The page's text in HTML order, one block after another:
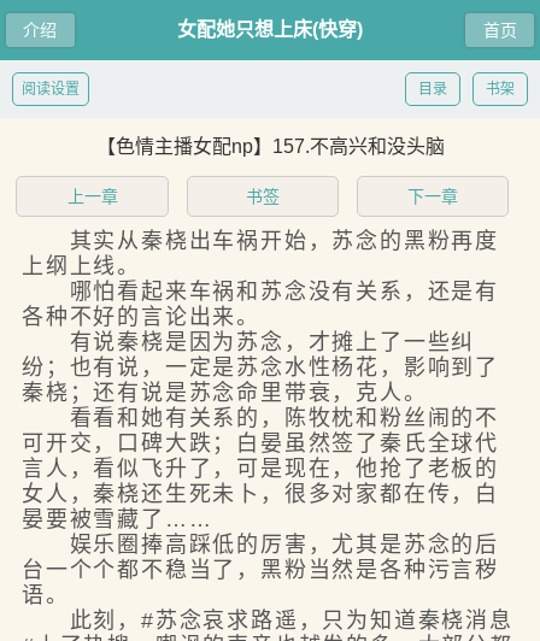
介绍 首页
女配她只想上床(快穿)
书架
目录
阅读设置
【色情主播女配np】157.不高兴和没头脑
上一章 书签 下一章
其实从秦桡出车祸开始，苏念的黑粉再度
上纲上线。
哪怕看起来车祸和苏念没有关系，还是有
各种不好的言论出来。
有说秦桡是因为苏念，才摊上了一些纠
纷；也有说，一定是苏念水性杨花，影响到了
秦桡；还有说是苏念命里带衰，克人。
看看和她有关系的，陈牧枕和粉丝闹的不
可开交，口碑大跌；白晏虽然签了秦氏全球代
言人，看似飞升了，可是现在，他抢了老板的
女人，秦桡还生死未卜，很多对家都在传，白
晏要被雪藏了……
娱乐圈捧高踩低的厉害，尤其是苏念的后
台一个个都不稳当了，黑粉当然是各种污言秽
语。
此刻，#苏念哀求路遥，只为知道秦桡消息